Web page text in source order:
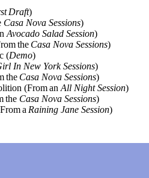
Draft)
Casa Nova Sessions)
Avocado Salad Session)
the Casa Nova Sessions)
(Demo)
In New York Sessions)
the Casa Nova Sessions)
(From anAll Night Session)
the Casa Nova Sessions)
aRaining Jane Session)